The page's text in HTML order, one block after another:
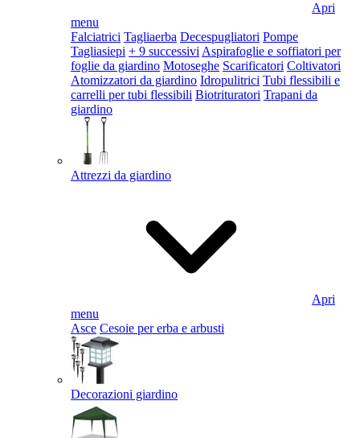
Apri
menu
Falciatrici Tagliaerba Decespugliatori Pompe
Tagliasiepi + 9 successivi Aspirafoglie e soffiatori per
foglie da giardino Motoseghe Scarificatori Coltivatori
Atomizzatori da giardino Idropulitrici Tubi flessibili e
carrelli per tubi flessibili Biotrituratori Trapani da
giardino
Attrezzi da giardino
Apri
menu
Asce Cesoie per erba e arbusti
Decorazioni giardino